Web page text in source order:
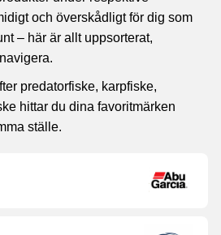
och överskådligt för dig som
– här är allt uppsorterat,
predatorfiske, karpfiske,
hittar du dina favoritmärken
ställe.